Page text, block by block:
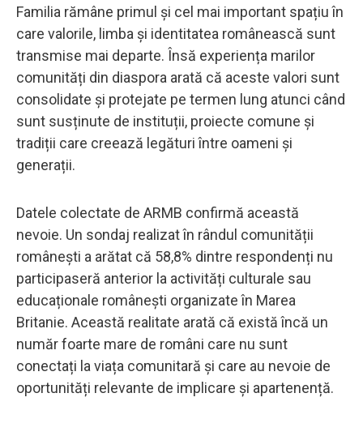
Familia rămâne primul și cel mai important spațiu în
care valorile, limba și identitatea românească sunt
transmise mai departe. Însă experiența marilor
comunități din diaspora arată că aceste valori sunt
consolidate și protejate pe termen lung atunci când
sunt susținute de instituții, proiecte comune și
tradiții care creează legături între oameni și
generații.
Datele colectate de ARMB confirmă această
nevoie. Un sondaj realizat în rândul comunității
românești a arătat că 58,8% dintre respondenți nu
participaseră anterior la activități culturale sau
educaționale românești organizate în Marea
Britanie. Această realitate arată că există încă un
număr foarte mare de români care nu sunt
conectați la viața comunitară și care au nevoie de
oportunități relevante de implicare și apartenență.